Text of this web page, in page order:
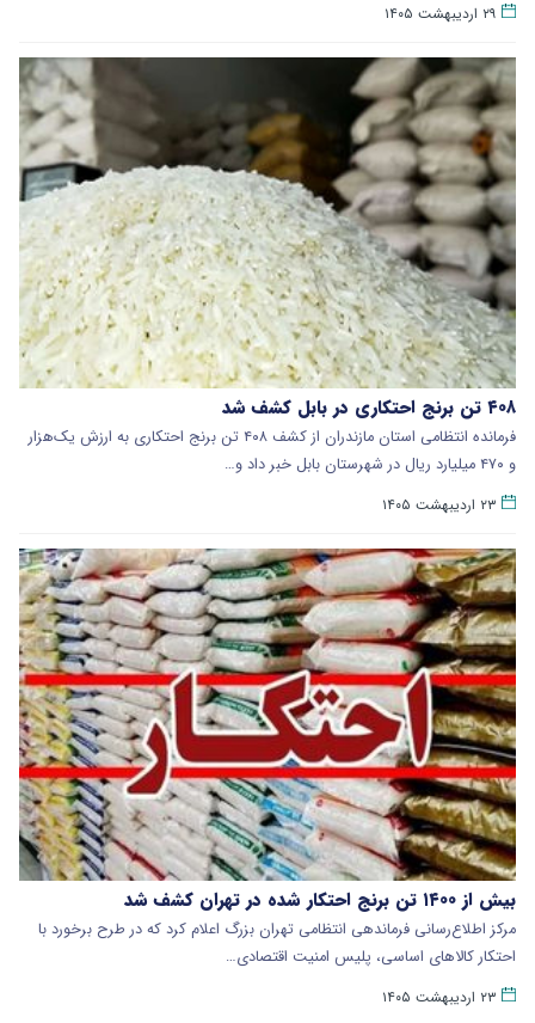
۲۹ اردیبهشت ۱۴۰۵
۴۰۸ تن برنج احتکاری در بابل کشف شد
فرمانده انتظامی استان مازندران از کشف ۴۰۸ تن برنج احتکاری به ارزش یک‌هزار
و ۴۷۰ میلیارد ریال در شهرستان بابل خبر داد و…
۲۳ اردیبهشت ۱۴۰۵
بیش از ۱۴۰۰ تن برنج احتکار شده در تهران کشف شد
مرکز اطلاع‌رسانی فرماندهی انتظامی تهران بزرگ اعلام کرد که در طرح برخورد با
احتکار کالاهای اساسی، پلیس امنیت اقتصادی…
۲۳ اردیبهشت ۱۴۰۵